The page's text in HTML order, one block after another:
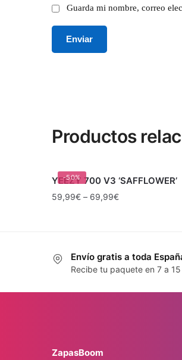
Guarda mi nombre, correo
Productos
-50%
YEEZY 700 V3 ‘SAFFLOWER’
59,99€ – 69,99€
Envío gratis a toda
Recibe tu paquete en 7 a
ZapasBoom